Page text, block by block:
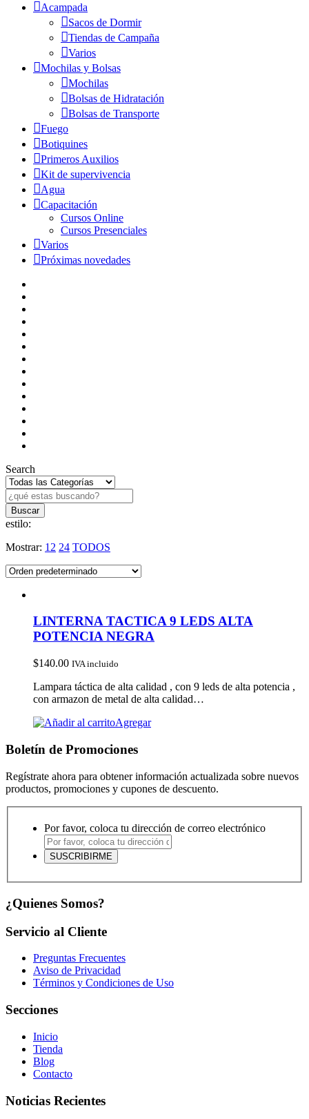
Acampada
Sacos de Dormir
Tiendas de Campaña
Varios
Mochilas y Bolsas
Mochilas
Bolsas de Hidratación
Bolsas de Transporte
Fuego
Botiquines
Primeros Auxilios
Kit de supervivencia
Agua
Capacitación
Cursos Online
Cursos Presenciales
Varios
Próximas novedades
Search
estilo:
Mostrar: 12 24 TODOS
LINTERNA TACTICA 9 LEDS ALTA
POTENCIA NEGRA
$140.00 IVA incluido
Lampara táctica de alta calidad , con 9 leds de alta potencia ,
con armazon de metal de alta calidad…
Agregar
Boletín de Promociones
Regístrate ahora para obtener información actualizada sobre nuevos
productos, promociones y cupones de descuento.
Por favor, coloca tu dirección de correo electrónico
¿Quienes Somos?
Servicio al Cliente
Preguntas Frecuentes
Aviso de Privacidad
Términos y Condiciones de Uso
Secciones
Inicio
Tienda
Blog
Contacto
Noticias Recientes